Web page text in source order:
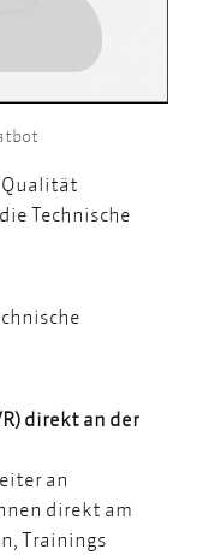
Qualität
Technische
direkt an der
an
direkt am
Trainings